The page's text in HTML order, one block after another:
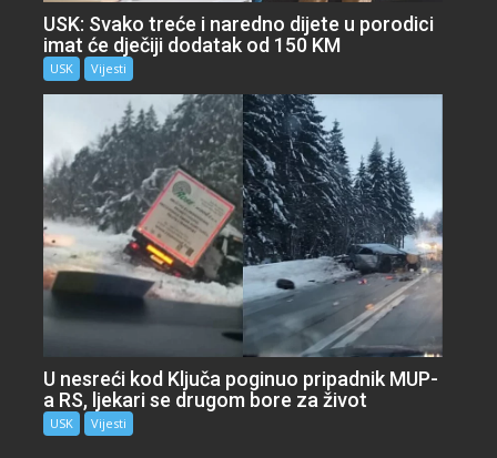
USK: Svako treće i naredno dijete u porodici
imat će dječiji dodatak od 150 KM
USK Vijesti
U nesreći kod Ključa poginuo pripadnik MUP-
a RS, ljekari se drugom bore za život
USK Vijesti